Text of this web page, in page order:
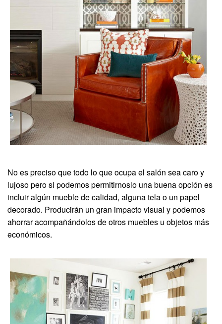
No es preciso que todo lo que ocupa el salón sea caro y
lujoso pero si podemos permitirnoslo una buena opción es
incluir algún mueble de calidad, alguna tela o un papel
decorado. Producirán un gran impacto visual y podemos
ahorrar acompañándolos de otros muebles u objetos más
económicos.